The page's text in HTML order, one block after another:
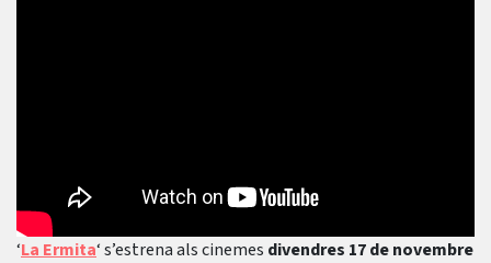
‘La Ermita‘ s’estrena als cinemes divendres 17 de novembre